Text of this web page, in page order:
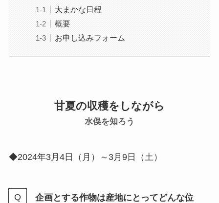
大まかな日程
概要
お申し込みフォーム
甘夏の収穫をしながら
水俣を知ろう
◆2024年3月4日（月）～3月9日（土）
企画とする作物は産地にとってどんな位